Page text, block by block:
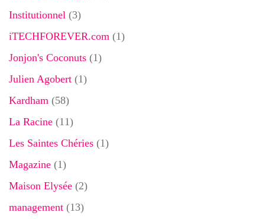
Institutionnel (3)
iTECHFOREVER.com (1)
Jonjon's Coconuts (1)
Julien Agobert (1)
Kardham (58)
La Racine (11)
Les Saintes Chéries (1)
Magazine (1)
Maison Elysée (2)
management (13)